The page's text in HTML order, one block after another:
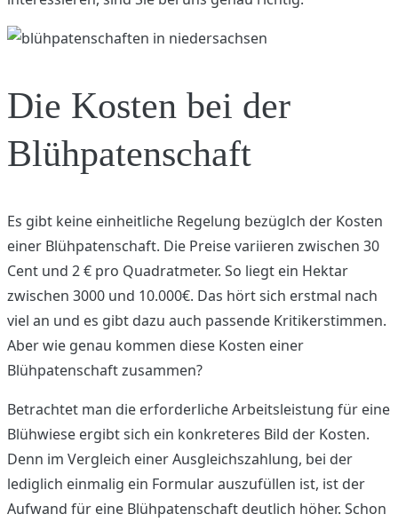
Die Kosten bei der
Blühpatenschaft
Es gibt keine einheitliche Regelung bezüglch der Kosten
einer Blühpatenschaft. Die Preise variieren zwischen 30
Cent und 2 € pro Quadratmeter. So liegt ein Hektar
zwischen 3000 und 10.000€. Das hört sich erstmal nach
viel an und es gibt dazu auch passende Kritikerstimmen.
Aber wie genau kommen diese Kosten einer
Blühpatenschaft zusammen?
Betrachtet man die erforderliche Arbeitsleistung für eine
Blühwiese ergibt sich ein konkreteres Bild der Kosten.
Denn im Vergleich einer Ausgleichszahlung, bei der
lediglich einmalig ein Formular auszufüllen ist, ist der
Aufwand für eine Blühpatenschaft deutlich höher. Schon